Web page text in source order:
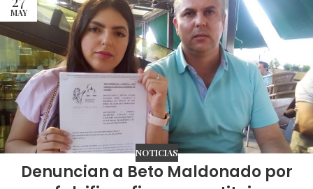
MAY
NOTICIAS
Denuncian a Beto Maldonado por